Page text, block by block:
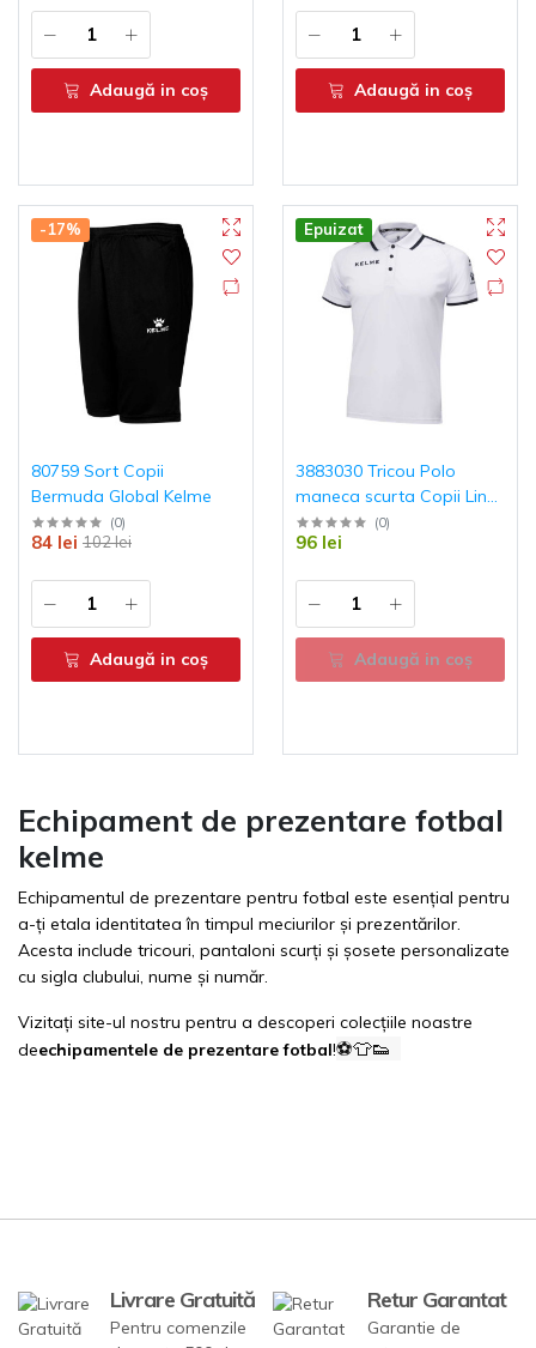
Adaugă in coş Adaugă in coş
-17%
80759 Sort Copii
Bermuda Global Kelme
(0)
102 lei
84 lei
Adaugă in coş
Epuizat
3883030 Tricou Polo
maneca scurta Copii Lince
Kelme
(0)
96 lei
Adaugă in coş
Echipament de prezentare fotbal
kelme
Echipamentul de prezentare pentru fotbal este esențial pentru
a-ți etala identitatea în timpul meciurilor și prezentărilor.
Acesta include tricouri, pantaloni scurți și șosete personalizate
cu sigla clubului, nume și număr.
Vizitați site-ul nostru pentru a descoperi colecțiile noastre
deechipamentele de prezentare fotbal!⚽👕👟
Livrare Gratuită
Pentru comenzile
Retur Garantat
Garantie de